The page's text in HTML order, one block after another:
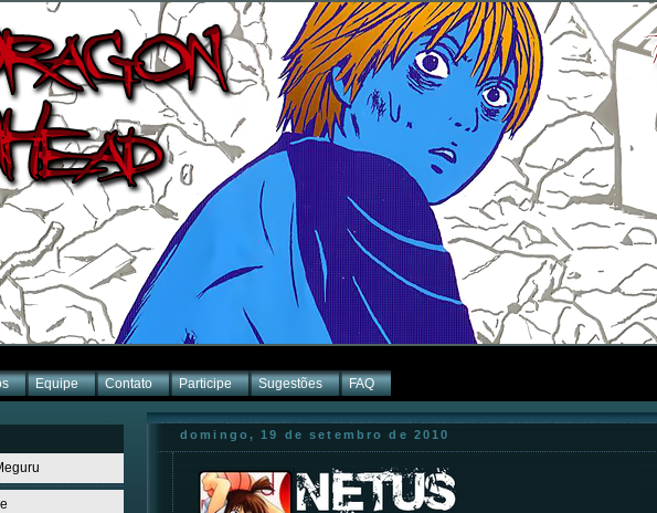
Equipe Contato Participe Sugestões FAQ
domingo, 19 de setembro de 2010